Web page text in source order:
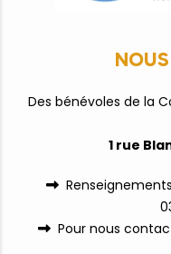
Des bénévoles de la
1 rue

 Pour nous